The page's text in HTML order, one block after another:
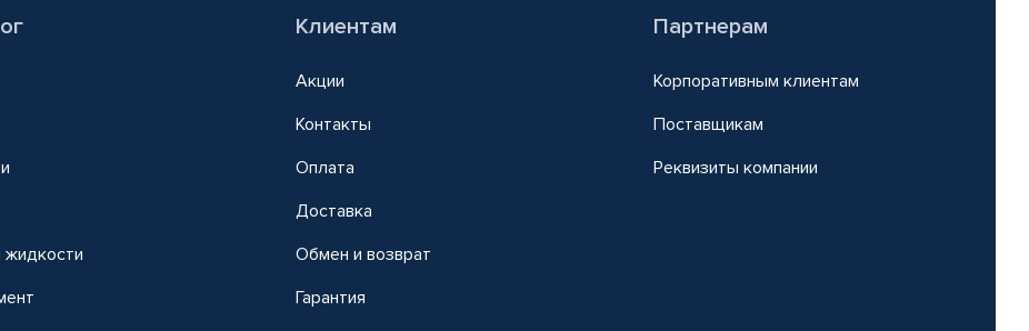
жидкости
Клиентам
Акции
Контакты
Оплата
Доставка
Обмен и возврат
Гарантия
Партнерам
Корпоративным клиентам
Поставщикам
Реквизиты компании